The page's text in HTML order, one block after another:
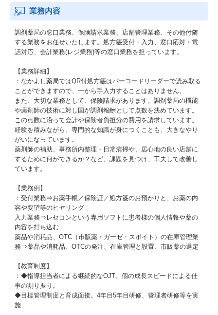
業務内容
調剤薬局の窓口業務、保険請求業務、店舗管理業務、その他付随
する業務をお任せいたします。処方箋受付・入力、窓口応対・電
話対応、会計業務(レジ業務)等の窓口業務を担っています。
【業務詳細】
：なかよし薬局ではQR付処方箋はバーコードリーダーで読み取る
ことができますので、一から手入力することはありません。
また、大切な業務として、保険請求があります。調剤薬局の機能
や薬剤師の技術に対し国が調剤報酬として点数を決めています。
この点数に沿って会計や保険者負担分の費用を請求しています。
経験を積みながら、専門的な知識が身につくことも、大きなやり
がいになっています。
薬剤師の補助、事務所内整理・日常清掃や、居心地の良い店舗に
するために何ができるか？など、課題を見つけ、工夫して改善し
ています。
【業務例】
：受付業務⇒お薬手帳／保険証／処方箋のお預かりと、お薬の内
容や要望等のヒヤリング
入力業務⇒レセコンという専用ソフトに患者様の個人情報や薬の
内容を打ち込む
薬品や消耗品、OTC（市販薬・ガーゼ・スポイト）の在庫管理業
務⇒薬品や消耗品、OTCの発注、在庫管理と設置、市販薬の選定
【教育制度】
：◆指導担当者による継続的なOJT。個の成長スピードによる仕
事の割り振り。
◆目標管理制度と育成面接。4年目5年目研修、管理者研修等を実
施